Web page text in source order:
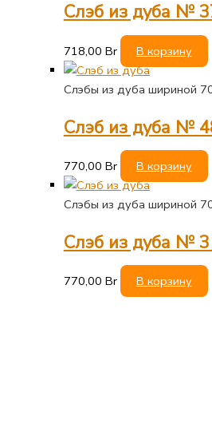
Слэб из дуба №
718,00 Br В корзину
Слэбы из дуба шириной
Слэб из дуба №
770,00 Br В корзину
Слэбы из дуба шириной
Слэб из дуба №
770,00 Br В корзину